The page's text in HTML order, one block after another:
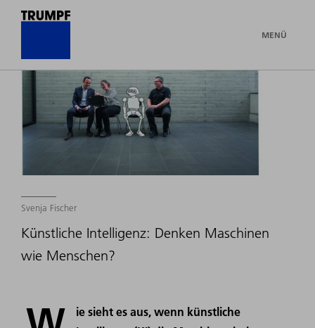
MENÜ
Svenja Fischer
Künstliche Intelligenz: Denken Maschinen
wie Menschen?
ie sieht es aus, wenn künstliche